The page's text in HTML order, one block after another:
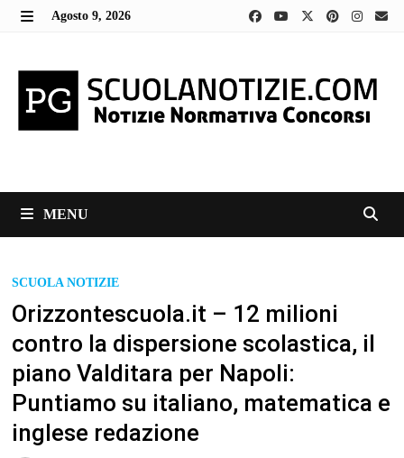
Skip
Agosto 9, 2026
MENU
SCUOLA NOTIZIE
Orizzontescuola.it – 12 milioni
contro la dispersione scolastica, il
piano Valditara per Napoli:
Puntiamo su italiano, matematica e
inglese redazione